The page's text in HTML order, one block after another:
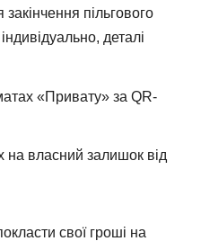
пільгового
деталі
«Привату» за QR-
на власний залишок від
свої гроші на